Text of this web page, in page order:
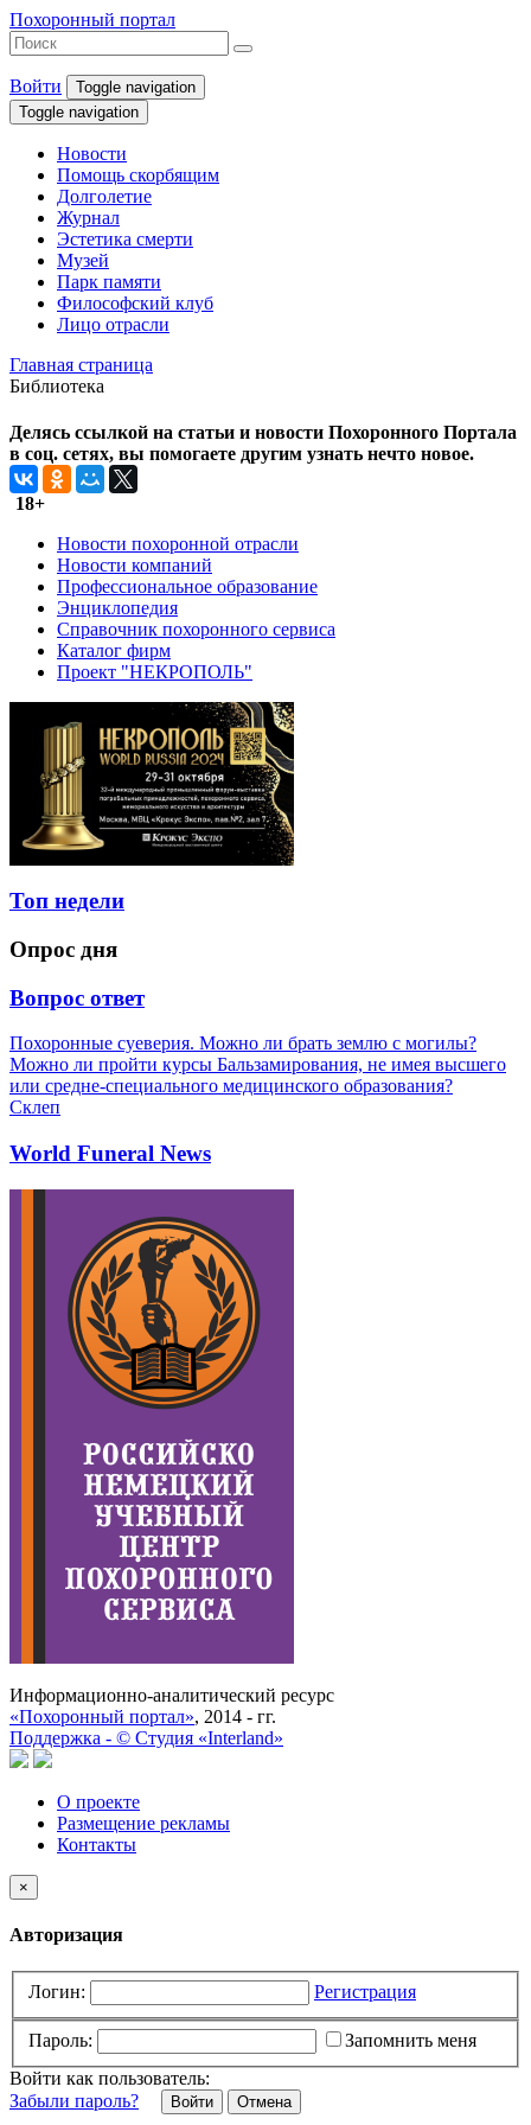
Похоронный портал
Войти
Toggle navigation
Toggle navigation
Новости
Помощь скорбящим
Долголетие
Журнал
Эстетика смерти
Музей
Парк памяти
Философский клуб
Лицо отрасли
Главная страница
Библиотека
Делясь ссылкой на статьи и новости Похоронного Портала
в соц. сетях, вы помогаете другим узнать нечто новое.
18+
Новости похоронной отрасли
Новости компаний
Профессиональное образование
Энциклопедия
Справочник похоронного сервиса
Каталог фирм
Проект "НЕКРОПОЛЬ"
Топ недели
Опрос дня
Вопрос ответ
Похоронные суеверия. Можно ли брать землю с могилы?
Можно ли пройти курсы Бальзамирования, не имея высшего
или средне-специального медицинского образования?
Склеп
World Funeral News
Информационно-аналитический ресурс
«Похоронный портал», 2014 - гг.
Поддержка - © Cтудия «Interland»
О проекте
Размещение рекламы
Контакты
×
Авторизация
Логин: Регистрация
Пароль:
Запомнить меня
Войти как пользователь:
Забыли пароль?
Отмена